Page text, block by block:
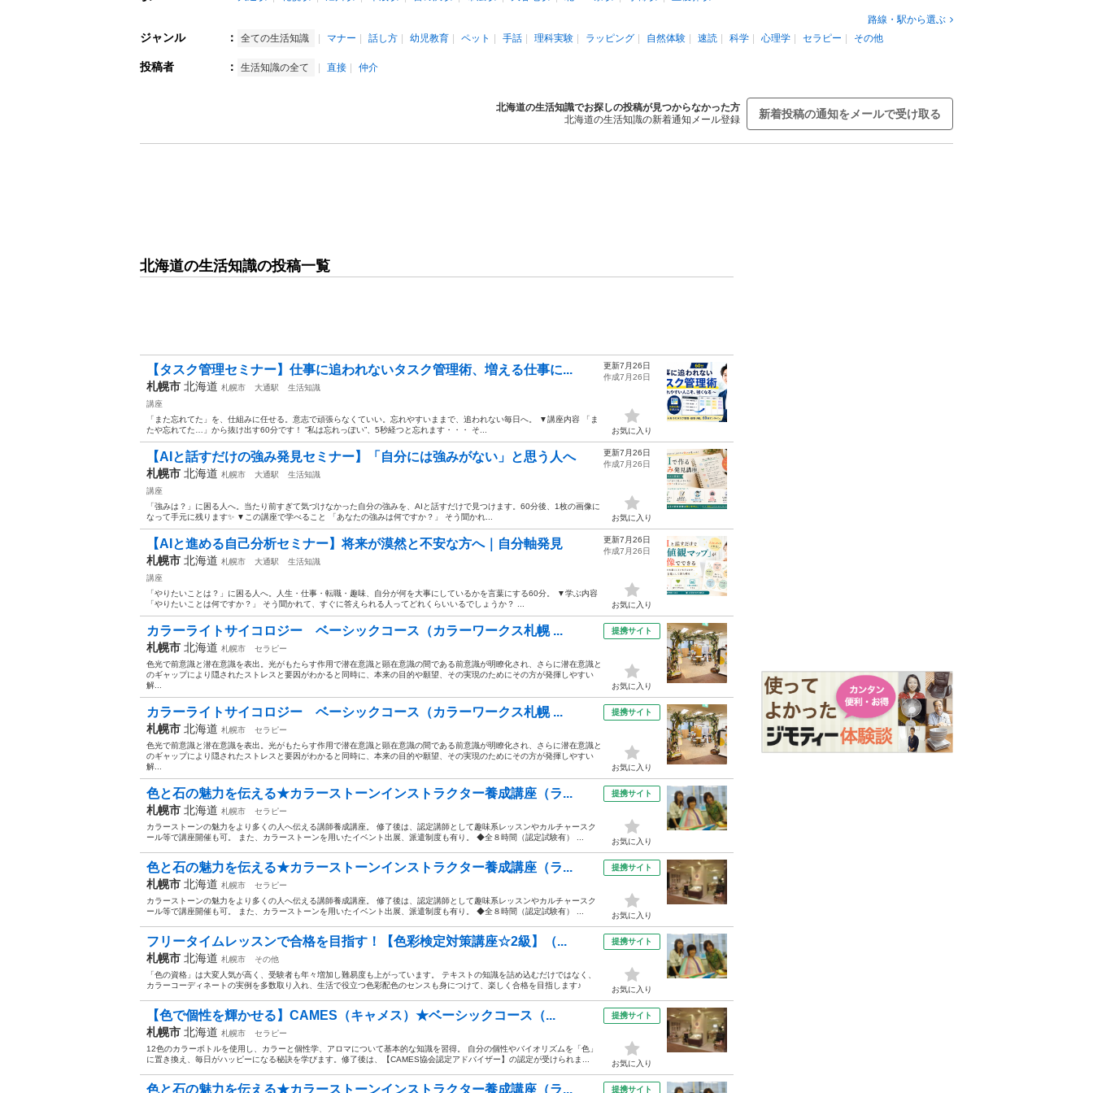
路線・駅から選ぶ
ジャンル ： 全ての生活知識 マナー 話し方 幼児教育 ペット 手話 理科実験 ラッピング 自然体験 速読 科学 心理学 セラピー その他
投稿者 ： 生活知識の全て 直接 仲介
北海道の生活知識でお探しの投稿が見つからなかった方
北海道の生活知識の新着通知メール登録
新着投稿の通知をメールで受け取る
北海道の生活知識の投稿一覧
【タスク管理セミナー】仕事に追われないタスク管理術、増える仕事に...
札幌市 北海道 札幌市 大通駅
生活知識
講座
「また忘れてた」を、仕組みに任せる。意志で頑張らなくていい。忘れやすいままで、追われない毎日へ。 ▼講座内容 「ま
たや忘れてた…」から抜け出す60分です！ ”私は忘れっぽい”、5秒経つと忘れます・・・ そ...
更新7月26日
作成7月26日
お気に入り
【AIと話すだけの強み発見セミナー】「自分には強みがない」と思う人へ
札幌市 北海道 札幌市 大通駅
生活知識
講座
「強みは？」に困る人へ。当たり前すぎて気づけなかった自分の強みを、AIと話すだけで見つけます。60分後、1枚の画像に
なって手元に残ります✨️ ▼この講座で学べること 「あなたの強みは何ですか？」 そう聞かれ...
更新7月26日
作成7月26日
お気に入り
【AIと進める自己分析セミナー】将来が漠然と不安な方へ｜自分軸発見
札幌市 北海道 札幌市 大通駅
生活知識
講座
「やりたいことは？」に困る人へ。人生・仕事・転職・趣味、自分が何を大事にしているかを言葉にする60分。 ▼学ぶ内容
「やりたいことは何ですか？」 そう聞かれて、すぐに答えられる人ってどれくらいいるでしょうか？ ...
更新7月26日
作成7月26日
お気に入り
カラーライトサイコロジー ベーシックコース（カラーワークス札幌 ...
札幌市 北海道 札幌市
セラピー
色光で前意識と潜在意識を表出。光がもたらす作用で潜在意識と顕在意識の間である前意識が明瞭化され、さらに潜在意識と
のギャップにより隠されたストレスと要因がわかると同時に、本来の目的や願望、その実現のためにその方が発揮しやすい
解...
提携サイト
お気に入り
カラーライトサイコロジー ベーシックコース（カラーワークス札幌 ...
札幌市 北海道 札幌市
セラピー
色光で前意識と潜在意識を表出。光がもたらす作用で潜在意識と顕在意識の間である前意識が明瞭化され、さらに潜在意識と
のギャップにより隠されたストレスと要因がわかると同時に、本来の目的や願望、その実現のためにその方が発揮しやすい
解...
提携サイト
お気に入り
色と石の魅力を伝える★カラーストーンインストラクター養成講座（ラ...
札幌市 北海道 札幌市
セラピー
カラーストーンの魅力をより多くの人へ伝える講師養成講座。 修了後は、認定講師として趣味系レッスンやカルチャースク
ール等で講座開催も可。 また、カラーストーンを用いたイベント出展、派遣制度も有り。 ◆全８時間（認定試験有） ...
提携サイト
お気に入り
色と石の魅力を伝える★カラーストーンインストラクター養成講座（ラ...
札幌市 北海道 札幌市
セラピー
カラーストーンの魅力をより多くの人へ伝える講師養成講座。 修了後は、認定講師として趣味系レッスンやカルチャースク
ール等で講座開催も可。 また、カラーストーンを用いたイベント出展、派遣制度も有り。 ◆全８時間（認定試験有） ...
提携サイト
お気に入り
フリータイムレッスンで合格を目指す！【色彩検定対策講座☆2級】（...
札幌市 北海道 札幌市
その他
「色の資格」は大変人気が高く、受験者も年々増加し難易度も上がっています。 テキストの知識を詰め込むだけではなく、
カラーコーディネートの実例を多数取り入れ、生活で役立つ色彩配色のセンスも身につけて、楽しく合格を目指します♪
提携サイト
お気に入り
【色で個性を輝かせる】CAMES（キャメス）★ベーシックコース（...
札幌市 北海道 札幌市
セラピー
12色のカラーボトルを使用し、カラーと個性学、アロマについて基本的な知識を習得。 自分の個性やバイオリズムを「色」
に置き換え、毎日がハッピーになる秘訣を学びます。修了後は、【CAMES協会認定アドバイザー】の認定が受けられま...
提携サイト
お気に入り
色と石の魅力を伝える★カラーストーンインストラクター養成講座（ラ... 提携サイト